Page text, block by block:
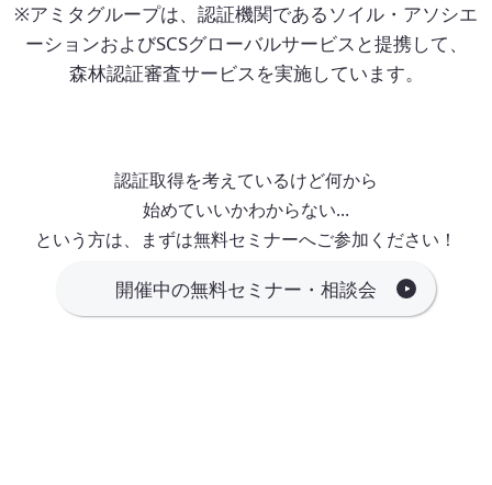
※アミタグループは、認証機関であるソイル・アソシエ
ーションおよびSCSグローバルサービスと提携して、
森林認証審査サービスを実施しています。
認証取得を考えているけど何から
始めていいかわからない…
という方は、まずは無料セミナーへご参加ください！
開催中の無料セミナー・相談会